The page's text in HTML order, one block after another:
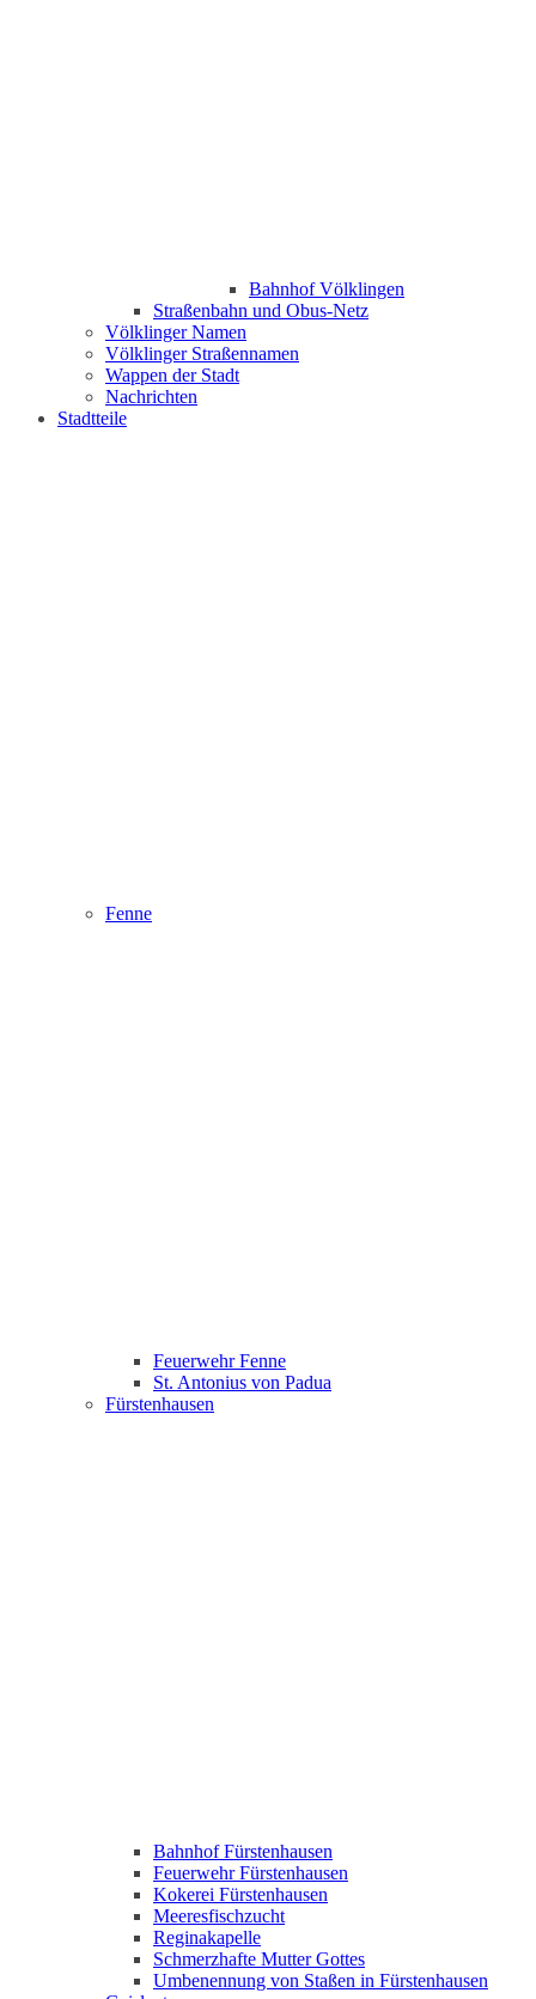
Bahnhof Völklingen
Straßenbahn und Obus-Netz
Völklinger Namen
Völklinger Straßennamen
Wappen der Stadt
Nachrichten
Stadtteile
Fenne
Feuerwehr Fenne
St. Antonius von Padua
Fürstenhausen
Bahnhof Fürstenhausen
Feuerwehr Fürstenhausen
Kokerei Fürstenhausen
Meeresfischzucht
Reginakapelle
Schmerzhafte Mutter Gottes
Umbenennung von Staßen in Fürstenhausen